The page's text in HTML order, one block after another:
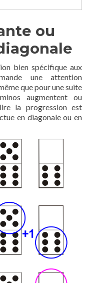
ou
bien spécifique aux
une attention
que pour une suite
augmentent ou
la progression est
en diagonale ou en